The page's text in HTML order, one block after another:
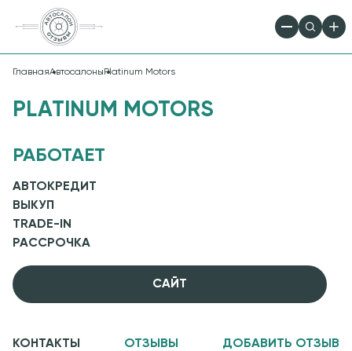
ГлавнаяАвтосалоны Platinum Motors
PLATINUM MOTORS
РАБОТАЕТ
АВТОКРЕДИТ
ВЫКУП
TRADE-IN
РАССРОЧКА
CАЙТ
КОНТАКТЫ ОТЗЫВЫ ДОБАВИТЬ ОТЗЫВ